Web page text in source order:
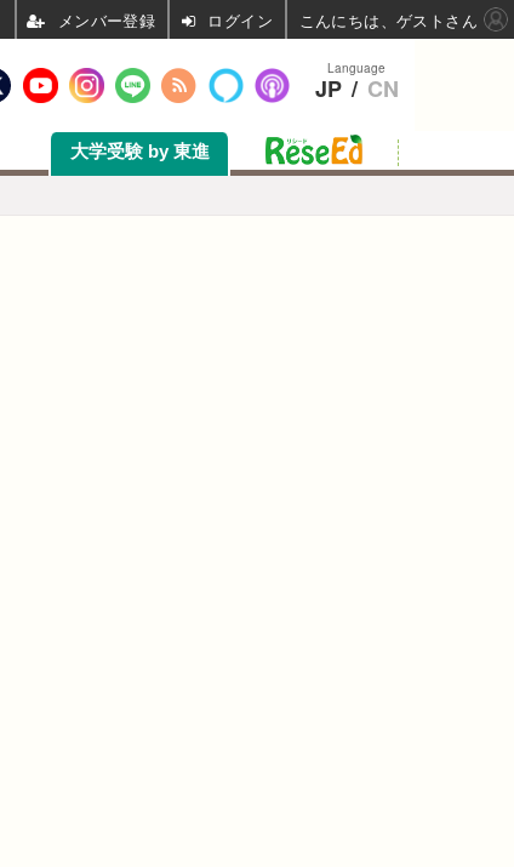
大学受験 by 東進
Language
JP / CN
ログイン こんにちは、ゲストさん